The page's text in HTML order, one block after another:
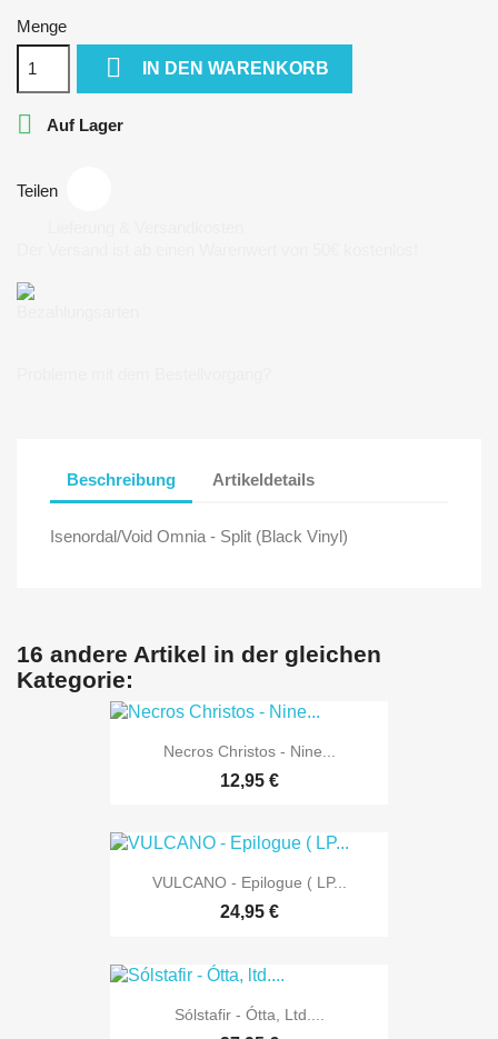
Menge
 IN DEN WARENKORB
 Auf Lager
Teilen
Beschreibung Artikeldetails
Isenordal/Void Omnia - Split (Black Vinyl)
16 andere Artikel in der gleichen
Kategorie:
Necros Christos - Nine...
12,95 €
VULCANO - Epilogue ( LP...
24,95 €
Sólstafir - Ótta, Ltd....